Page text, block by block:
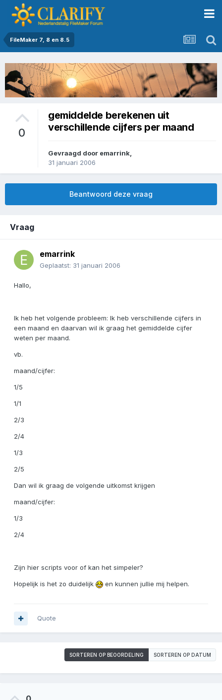
FileMaker 7, 8 en 8.5
0
gemiddelde berekenen uit
verschillende cijfers per maand
Gevraagd door emarrink
31 januari 2006
Beantwoord deze vraag
Vraag
emarrink
Geplaatst: 31 januari 2006
Hallo,
Ik heb het volgende probleem: Ik heb verschillende cijfers in
een maand en daarvan wil ik graag het gemiddelde cijfer
weten per maand.
vb.
maand/cijfer:
1/5
1/1
2/3
2/4
1/3
2/5
Dan wil ik graag de volgende uitkomst krijgen
maand/cijfer:
1/3
2/4
Zijn hier scripts voor of kan het simpeler?
Hopelijk is het zo duidelijk en kunnen jullie mij helpen.
Quote
SORTEREN OP BEOORDELING SORTEREN OP DATUM